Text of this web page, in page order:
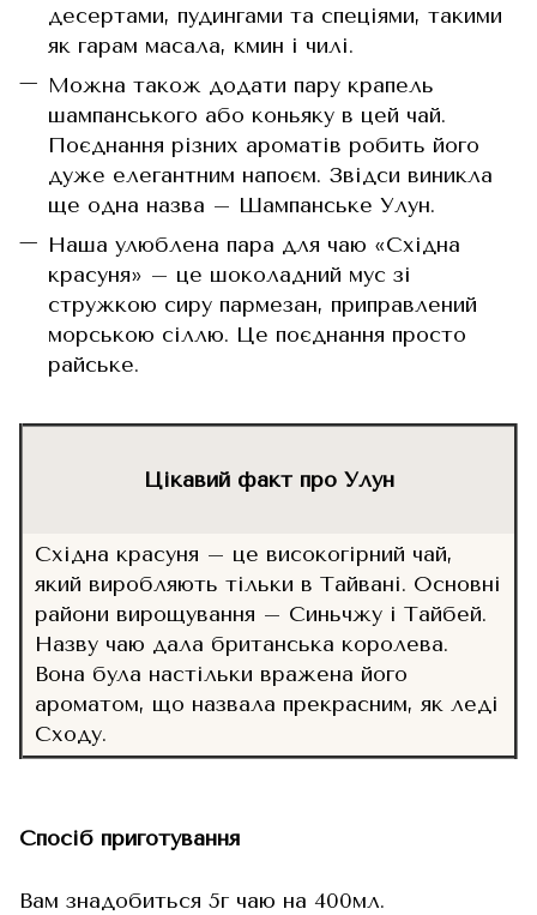
десертами, пудингами та спеціями, такими
як гарам масала, кмин і чилі.
Можна також додати пару крапель
шампанського або коньяку в цей чай.
Поєднання різних ароматів робить його
дуже елегантним напоєм. Звідси виникла
ще одна назва – Шампанське Улун.
Наша улюблена пара для чаю «Східна
красуня» – це шоколадний мус зі
стружкою сиру пармезан, приправлений
морською сіллю. Це поєднання просто
райське.
Цікавий факт про Улун
Східна красуня – це високогірний чай,
який виробляють тільки в Тайвані. Основні
райони вирощування – Синьчжу і Тайбей.
Назву чаю дала британська королева.
Вона була настільки вражена його
ароматом, що назвала прекрасним, як леді
Сходу.
Спосіб приготування
Вам знадобиться 5г чаю на 400мл.